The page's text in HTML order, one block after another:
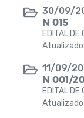
30/09/
N 015
EDITAL DE
11/09/
N 001/
EDITAL